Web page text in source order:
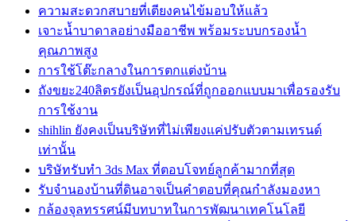
ความสะดวกสบายที่เตียงคนไข้มอบให้แล้ว
เจาะน้ำบาดาลอย่างมืออาชีพ พร้อมระบบกรองน้ำ
คุณภาพสูง
การใช้โต๊ะกลางในการตกแต่งบ้าน
ถังขยะ240ลิตรยังเป็นอุปกรณ์ที่ถูกออกแบบมาเพื่อรองรับ
การใช้งาน
shihlin ยังคงเป็นบริษัทที่ไม่เพียงแค่ปรับตัวตามเทรนด์
เท่านั้น
บริษัทรับทำ 3ds Max ที่ตอบโจทย์ลูกค้ามากที่สุด
รับจำนองบ้านที่ดินอาจเป็นคำตอบที่คุณกำลังมองหา
กล้องจุลทรรศน์มีบทบาทในการพัฒนาเทคโนโลยี